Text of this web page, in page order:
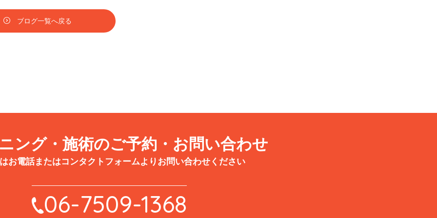
ブログ一覧へ戻る
ング・施術のご予約・お問い合わせ
お電話またはコンタクトフォームよりお問い合わせください
06-7509-1368